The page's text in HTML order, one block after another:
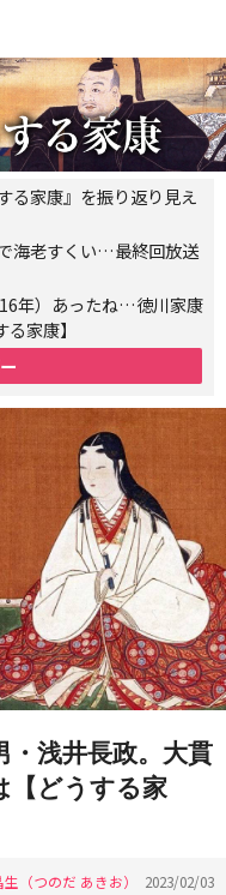
る家康』を振り返り見え
海老すくい…最終回放送
年）あったね…徳川家康
家康】
浅井長政。大貫
【どうする家
（つのだ あきお） 2023/02/03